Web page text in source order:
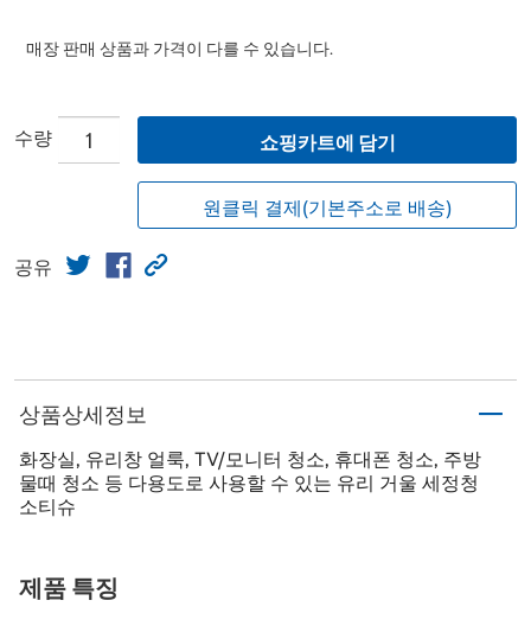
매장 판매 상품과 가격이 다를 수 있습니다.
수량 쇼핑카트에 담기
원클릭 결제(기본주소로 배송)
공유
상품상세정보
화장실, 유리창 얼룩, TV/모니터 청소, 휴대폰 청소, 주방
물때 청소 등 다용도로 사용할 수 있는 유리 거울 세정청
소티슈
제품 특징